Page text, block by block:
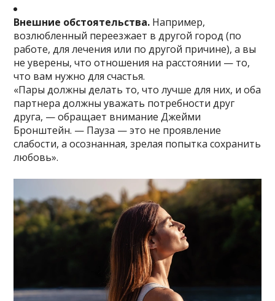
Внешние обстоятельства. Например,
возлюбленный переезжает в другой город (по
работе, для лечения или по другой причине), а вы
не уверены, что отношения на расстоянии — то,
что вам нужно для счастья.
«Пары должны делать то, что лучше для них, и оба
партнера должны уважать потребности друг
друга, — обращает внимание Джейми
Бронштейн. — Пауза — это не проявление
слабости, а осознанная, зрелая попытка сохранить
любовь».